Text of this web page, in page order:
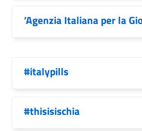
’Agenzia Italiana per la
#italypills
#thisisischia